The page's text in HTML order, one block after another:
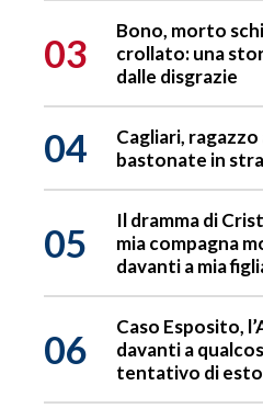
03
Bono, morto
crollato: una
dalle disgrazie
04
Cagliari,
bastonate in
05
Il dramma di
mia compagna
davanti a mia
06
Caso Esposito,
davanti a
tentativo di